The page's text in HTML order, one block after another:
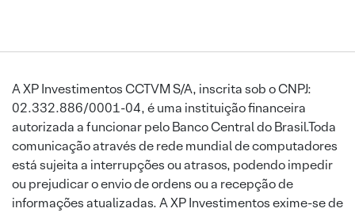
A XP Investimentos CCTVM S/A, inscrita sob o CNPJ:
02.332.886/0001-04, é uma instituição financeira
autorizada a funcionar pelo Banco Central do Brasil.Toda
comunicação através de rede mundial de computadores
está sujeita a interrupções ou atrasos, podendo impedir
ou prejudicar o envio de ordens ou a recepção de
informações atualizadas. A XP Investimentos exime-se de